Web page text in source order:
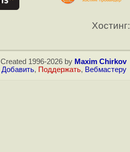
Хостинг:
Created 1996-2026 by Maxim Chirkov
Добавить, Поддержать, Вебмастеру